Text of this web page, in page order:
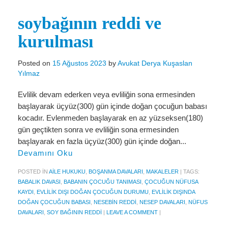
İcra Ve İflas Hukuku
Gayrimenkul hukuku
Ticaret Hukuku
Basında Derya Kuşaslan
HESAPLAMA ARAÇLARI
İhbar Tazminatı Hesaplama
Fazla Mesai Hesaplama
İşsizlik Maaşı Hesaplama
soybağının reddi ve
kurulması
Posted on 15 Ağustos 2023 byAvukat Derya Kuşaslan
Yılmaz
Evlilik devam ederken veya evliliğin sona ermesinden
başlayarak üçyüz(300) gün içinde doğan çocuğun babası
kocadır. Evlenmeden başlayarak en az yüzseksen(180)
gün geçtikten sonra ve evliliğin sona ermesinden
başlayarak en fazla üçyüz(300) gün içinde doğan...
Devamını Oku
POSTED IN AILE HUKUKU BOŞANMA DAVALARI MAKALELER | TAGS:
BABALIK DAVASI BABANIN ÇOCUĞU TANIMASI ÇOCUĞUN NÜFUSA
KAYDI EVLILIK DIŞI DOĞAN ÇOCUĞUN DURUMU EVLILIK DIŞINDA
DOĞAN ÇOCUĞUN BABASI NESEBIN REDDI NESEP DAVALARI NÜFUS
DAVALARI SOY BAĞININ REDDI | LEAVE A COMMENT |